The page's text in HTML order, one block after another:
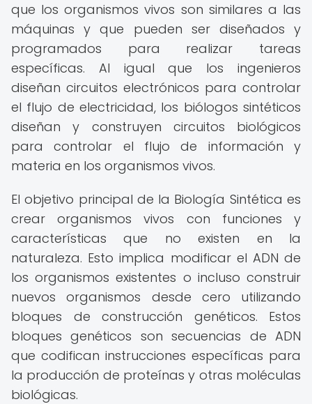
que los organismos vivos son similares a las
máquinas y que pueden ser diseñados y
programados para realizar tareas
específicas. Al igual que los ingenieros
diseñan circuitos electrónicos para controlar
el flujo de electricidad, los biólogos sintéticos
diseñan y construyen circuitos biológicos
para controlar el flujo de información y
materia en los organismos vivos.
El objetivo principal de la Biología Sintética es
crear organismos vivos con funciones y
características que no existen en la
naturaleza. Esto implica modificar el ADN de
los organismos existentes o incluso construir
nuevos organismos desde cero utilizando
bloques de construcción genéticos. Estos
bloques genéticos son secuencias de ADN
que codifican instrucciones específicas para
la producción de proteínas y otras moléculas
biológicas.